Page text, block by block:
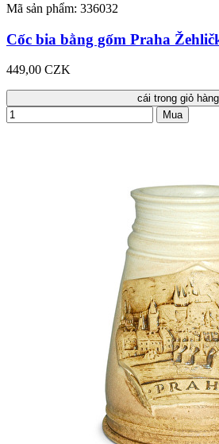
Mã sản phẩm: 336032
Cốc bia bằng gốm Praha
449,00 CZK
cái trong giỏ hàng
Mua